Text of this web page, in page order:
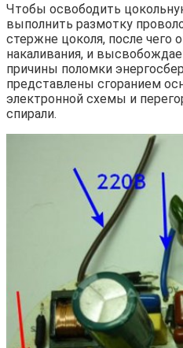
Чтобы освободить
выполнить размотку
стержне цоколя, после чего
накаливания, и
причины поломки
представлены сгоранием
электронной схемы и
спирали.